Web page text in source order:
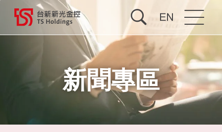
關於台新新光
投資人關係
公司治理
新聞專區